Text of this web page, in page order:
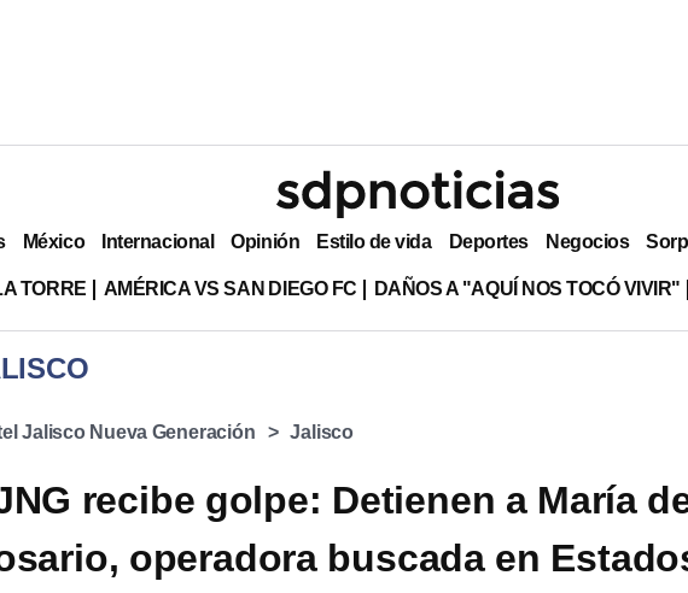
México Internacional Opinión Estilo de vida Deportes Negocios
TORRE AMÉRICA VS SAN DIEGO FC DAÑOS A "AQUÍ NOS TOCÓ VIVIR"
Jalisco Nueva Generación Jalisco
recibe golpe: Detienen a María
operadora buscada en